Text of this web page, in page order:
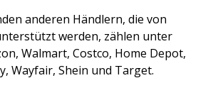
anderen Händlern, die von
werden, zählen unter
Walmart, Costco, Home Depot,
Wayfair, Shein und Target.